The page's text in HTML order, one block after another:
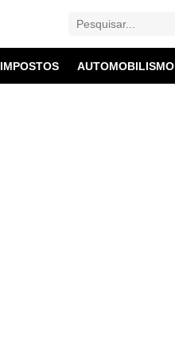
IMPOSTOS AUTOMOBILISMO